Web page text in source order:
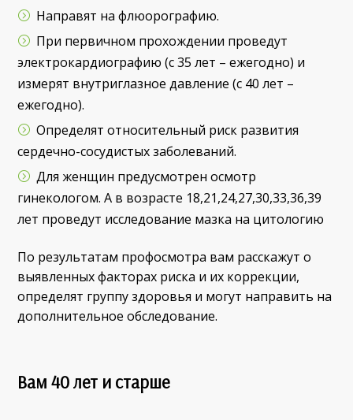
Направят на флюорографию.
При первичном прохождении проведут
электрокардиографию (с 35 лет – ежегодно) и
измерят внутриглазное давление (с 40 лет –
ежегодно).
Определят относительный риск развития
сердечно-сосудистых заболеваний.
Для женщин предусмотрен осмотр
гинекологом. А в возрасте 18,21,24,27,30,33,36,39
лет проведут исследование мазка на цитологию
По результатам профосмотра вам расскажут о
выявленных факторах риска и их коррекции,
определят группу здоровья и могут направить на
дополнительное обследование.
Вам 40 лет и старше